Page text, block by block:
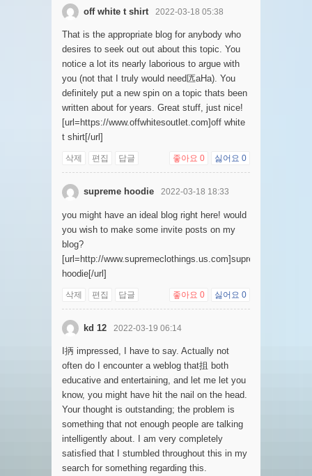
off white t shirt 2022-03-18 05:38
That is the appropriate blog for anybody who
desires to seek out out about this topic. You
notice a lot its nearly laborious to argue with
you (not that I truly would need匟aHa). You
definitely put a new spin on a topic thats been
written about for years. Great stuff, just nice!
[url=https://www.offwhitesoutlet.com]off white
t shirt[/url]
삭제 편집 답글 좋아요 0 싫어요 0
supreme hoodie 2022-03-18 18:33
you might have an ideal blog right here! would
you wish to make some invite posts on my
blog?
[url=http://www.supremeclothings.us.com]supreme
hoodie[/url]
삭제 편집 답글 좋아요 0 싫어요 0
kd 12 2022-03-19 06:14
I抦 impressed, I have to say. Actually not
often do I encounter a weblog that抯 both
educative and entertaining, and let me let you
know, you might have hit the nail on the head.
Your thought is outstanding; the problem is
something that not enough people are talking
intelligently about. I am very completely
satisfied that I stumbled throughout this in my
search for something regarding this.